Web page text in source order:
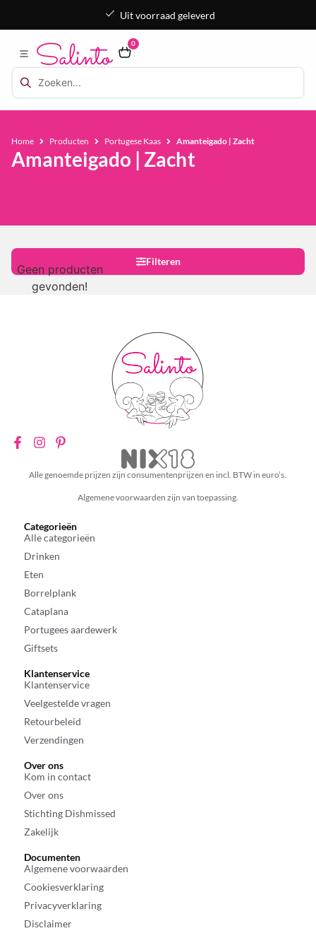
Uit voorraad geleverd
0
Home Producten Portugese Kaas Amanteigado | Zacht
Amanteigado | Zacht
Filteren
Geen producten
gevonden!
Alle genoemde prijzen zijn consumentenprijzen en incl. BTW in euro’s.
Algemene voorwaarden zijn van toepassing.
Categorieën
Alle categorieën
Drinken
Eten
Borrelplank
Cataplana
Portugees aardewerk
Giftsets
Klantenservice
Klantenservice
Veelgestelde vragen
Retourbeleid
Verzendingen
Over ons
Kom in contact
Over ons
Stichting Dishmissed
Zakelijk
Documenten
Algemene voorwaarden
Cookiesverklaring
Privacyverklaring
Disclaimer